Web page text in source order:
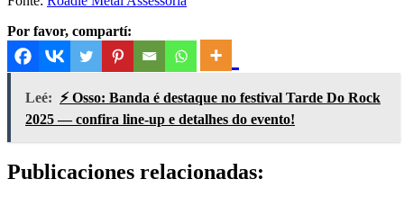
Por favor, compartí:
Leé: ⚡ Osso: Banda é destaque no festival Tarde Do Rock
2025 — confira line-up e detalhes do evento!
Publicaciones relacionadas: